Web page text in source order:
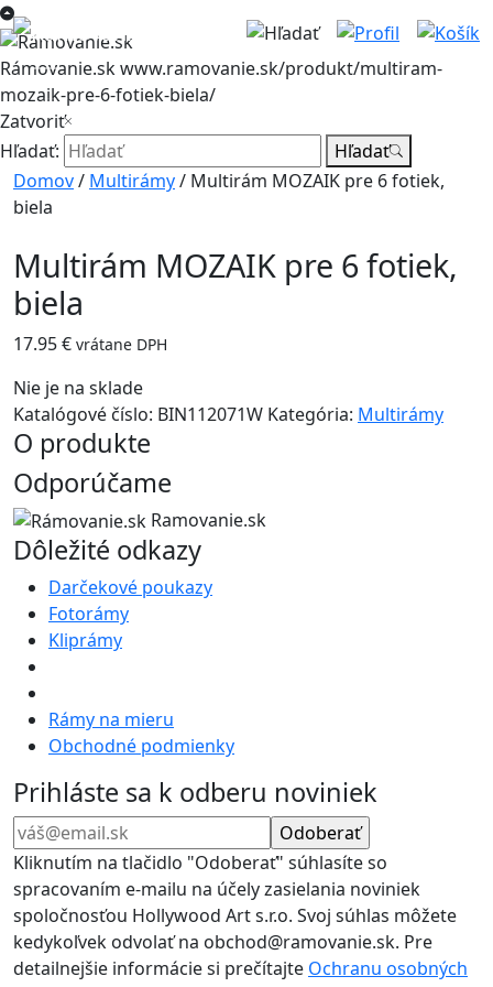
Rámovanie.skwww.ramovanie.sk/produkt/multiram-
mozaik-pre-6-fotiek-biela/
Zatvoriť
Hľadať:
Hľadať
Domov/ Multirámy/ Multirám MOZAIK pre 6 fotiek,
biela
Multirám MOZAIK pre 6 fotiek,
biela
17.95€ vrátane DPH
Nie je na sklade
Katalógové číslo: BIN112071W Kategória: Multirámy
O produkte
Odporúčame
Ramovanie.sk
Dôležité odkazy
Darčekové poukazy
Fotorámy
Kliprámy
Rámy na mieru
Obchodné podmienky
Prihláste sa k odberu noviniek
Kliknutím na tlačidlo "Odoberať" súhlasíte so
spracovaním e-mailu na účely zasielania noviniek
spoločnosťou Hollywood Art s.r.o. Svoj súhlas môžete
kedykoľvek odvolať na obchod@ramovanie.sk. Pre
detailnejšie informácie si prečítajte Ochranu osobných